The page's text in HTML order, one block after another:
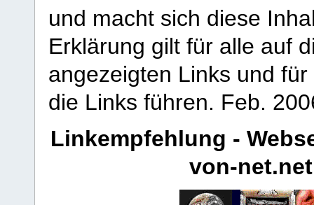
und macht sich diese
Erklärung gilt für alle auf
angezeigten Links und
die Links führen. Feb.
Linkempfehlung -
von-net.net